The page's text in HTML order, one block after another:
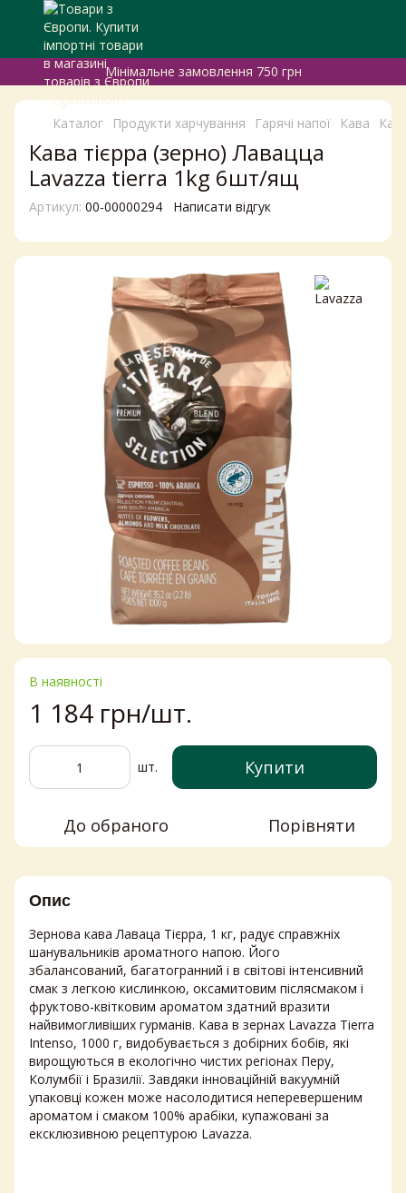
Мінімальне замовлення 750 грн
Каталог Продукти харчування Гарячі напої Кава
Кава тієрра (зерно) Лавацца
Lavazza tierra 1kg 6шт/ящ
Артикул: 00-00000294 Написати відгук
В наявності
1 184 грн/шт.
шт. Купити
До обраного Порівняти
Опис
Зернова кава Лаваца Тієрра, 1 кг, радує справжніх
шанувальників ароматного напою. Його
збалансований, багатогранний і в світові інтенсивний
смак з легкою кислинкою, оксамитовим післясмаком і
фруктово-квітковим ароматом здатний вразити
найвимогливіших гурманів. Кава в зернах Lavazza Tierra
Intenso, 1000 г, видобувається з добірних бобів, які
вирощуються в екологічно чистих регіонах Перу,
Колумбії і Бразилії. Завдяки інноваційній вакуумній
упаковці кожен може насолодитися неперевершеним
ароматом і смаком 100% арабіки, купажовані за
ексклюзивною рецептурою Lavazza.